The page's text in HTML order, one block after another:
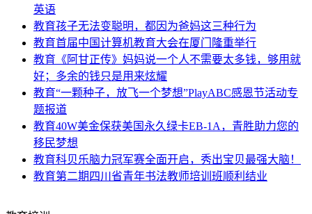
英语
教育孩子无法变聪明，都因为爸妈这三种行为
教育首届中国计算机教育大会在厦门隆重举行
教育 《阿甘正传》妈妈说一个人不需要太多钱，够用就
好；多余的钱只是用来炫耀
教育“一颗种子，放飞一个梦想”PlayABC感恩节活动专
题报道
教育40W美金保获美国永久绿卡EB-1A，青胜助力您的
移民梦想
教育科贝乐脑力冠军赛全面开启，秀出宝贝最强大脑！
教育第二期四川省青年书法教师培训班顺利结业